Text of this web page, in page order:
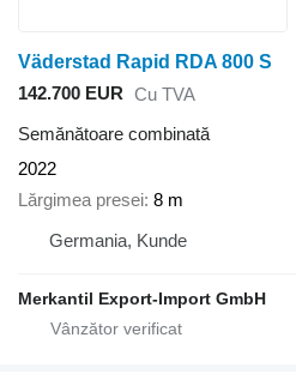
Väderstad Rapid RDA 800 S
142.700 EUR Cu TVA
Semănătoare combinată
2022
Lărgimea presei 8 m
Germania, Kunde
Merkantil Export-Import GmbH